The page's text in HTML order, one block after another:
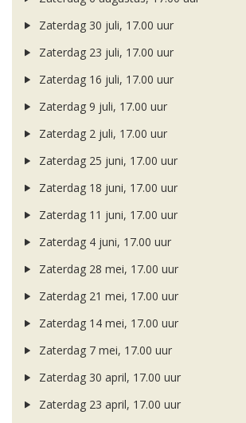
Zaterdag 30 juli, 17.00 uur
Zaterdag 23 juli, 17.00 uur
Zaterdag 16 juli, 17.00 uur
Zaterdag 9 juli, 17.00 uur
Zaterdag 2 juli, 17.00 uur
Zaterdag 25 juni, 17.00 uur
Zaterdag 18 juni, 17.00 uur
Zaterdag 11 juni, 17.00 uur
Zaterdag 4 juni, 17.00 uur
Zaterdag 28 mei, 17.00 uur
Zaterdag 21 mei, 17.00 uur
Zaterdag 14 mei, 17.00 uur
Zaterdag 7 mei, 17.00 uur
Zaterdag 30 april, 17.00 uur
Zaterdag 23 april, 17.00 uur